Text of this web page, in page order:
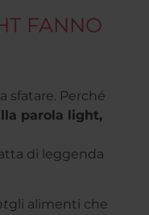
FANNO
sfatare. Perché
parola light,
di leggenda
gli alimenti che